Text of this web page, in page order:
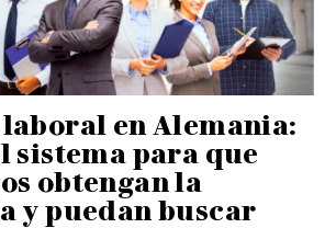
en Alemania:
sistema para que
obtengan la
y puedan buscar